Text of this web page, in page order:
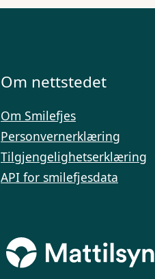
Om nettstedet
Om Smilefjes
Personvernerklæring
Tilgjengelighetserklæring
API for smilefjesdata